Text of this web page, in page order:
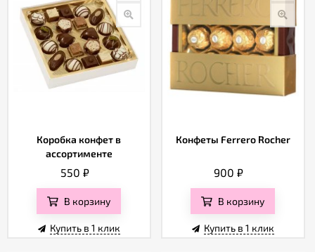
Коробка конфет в
ассортименте
550 ₽
В корзину
Купить в 1 клик
Конфеты Ferrero Rocher
900₽
В корзину
Купить в 1 клик